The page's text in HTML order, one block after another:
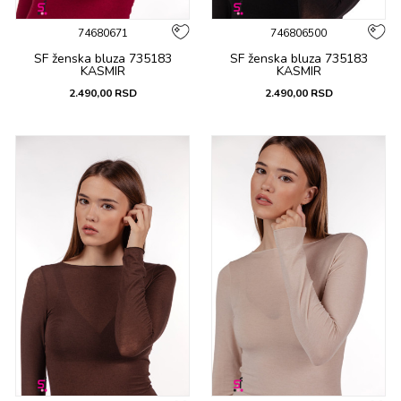
74680671
SF ženska bluza 735183
KASMIR
2.490,00 RSD
746806500
SF ženska bluza 735183
KASMIR
2.490,00 RSD